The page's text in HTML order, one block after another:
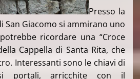
Presso la
San Giacomo si ammirano uno
ricordare una “Croce
Cappella di Santa Rita, che
Interessanti sono le chiavi di
portali, arricchite con il